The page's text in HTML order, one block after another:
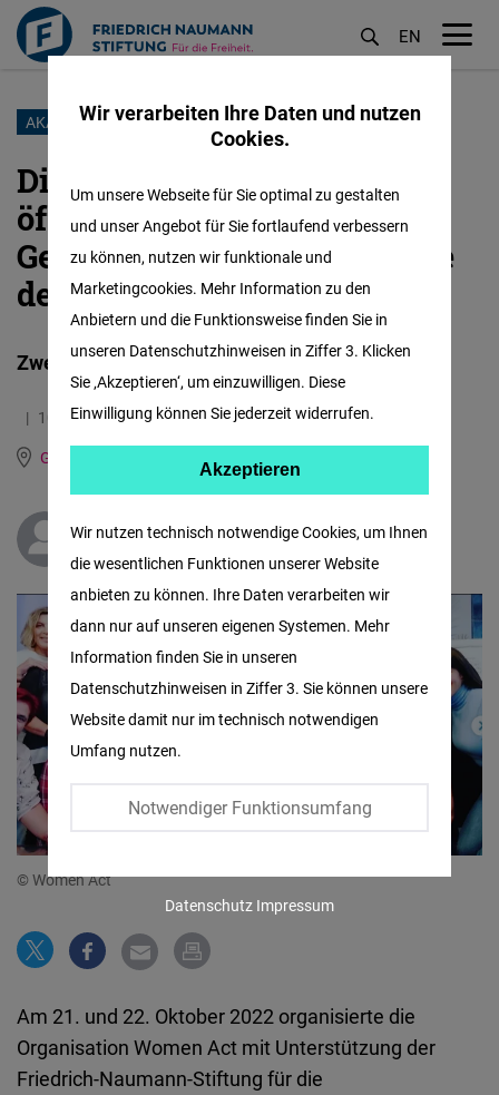
Direkt
Inhalt
EN
AKADEMIE FÜR FÜHRUNGSKRÄFTE
Die Stimme der Frauen im
öffentlichen Raum:
Geschichten und Werkzeuge
des öffentlichen Diskurses
Zweitägige Führungskräfte-Akademie
10.03.2023
4.0 Minuten
Greece and Cyprus
Englisch
Dr.Maria Gianniou
© Women Act
Am 21. und 22. Oktober 2022 organisierte die
Organisation Women Act mit Unterstützung der
Friedrich-Naumann-Stiftung für die
Wir verarbeiten Ihre Daten und nutzen
Cookies.
Wir nutzen technisch notwendige Cookies, um Ihnen
die wesentlichen Funktionen unserer Website
anbieten zu können. Ihre Daten verarbeiten wir
dann nur auf unseren eigenen Systemen. Mehr
Information finden Sie in unseren
Datenschutzhinweisen in Ziffer 3. Sie können unsere
Website damit nur im technisch notwendigen
Umfang nutzen.
Notwendiger Funktionsumfang
Um unsere Webseite für Sie optimal zu gestalten
und unser Angebot für Sie fortlaufend verbessern
zu können, nutzen wir funktionale und
Marketingcookies. Mehr Information zu den
Anbietern und die Funktionsweise finden Sie in
unseren Datenschutzhinweisen in Ziffer 3. Klicken
Sie ‚Akzeptieren‘, um einzuwilligen. Diese
Einwilligung können Sie jederzeit widerrufen.
Facebook
Embed
Twitter
Embed
Instagram
Embed
Google
Embed
Cloudinary
Akzeptieren
Datenschutz Impressum